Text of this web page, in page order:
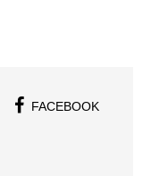
FACEBOOK